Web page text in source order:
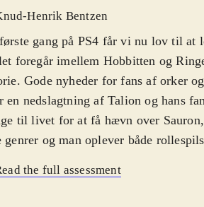
Henrik Bentzen
gang på PS4 får vi nu lov til at
foregår imellem Hobbitten og
Gode nyheder for fans af orker
en nedslagtning af Talion og hans
til livet for at få hævn over
genrer og man oplever både
også opgraderes. Med andre
the full assessment